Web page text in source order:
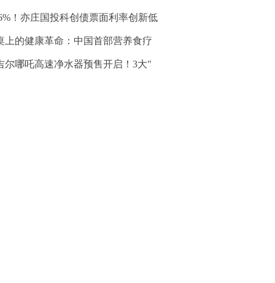
！亦庄国投科创债票面利率创新低
上的健康革命：中国首部营养食疗
尔哪吒高速净水器预售开启！3大"